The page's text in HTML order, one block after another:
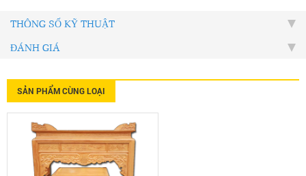
THÔNG SỐ KỸ THUẬT
ĐÁNH GIÁ
SẢN PHẨM CÙNG LOẠI